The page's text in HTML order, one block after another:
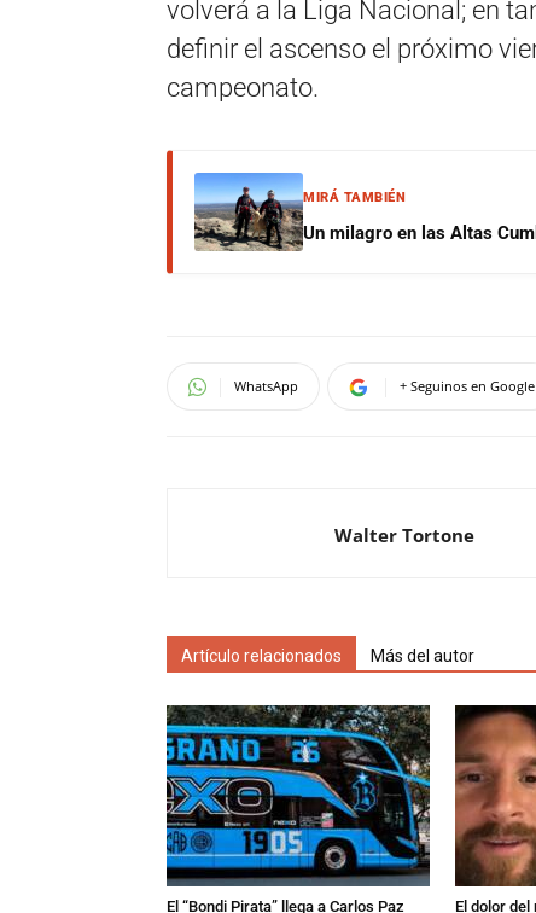
volverá a la Liga Nacional; en
definir el ascenso el próximo
campeonato.
MIRÁ TAMBIÉN
Un milagro en las Altas
WhatsApp + Seguinos en Google
Walter Tortone
Artículo relacionados Más del autor
El “Bondi Pirata” llega a Carlos Paz
El dolor